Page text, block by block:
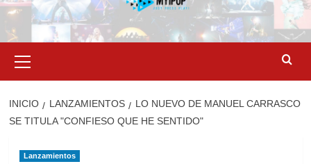
primario
INICIO LANZAMIENTOS
LO NUEVO DE MANUEL CARRASCO
SE TITULA "CONFIESO QUE HE SENTIDO"
Lanzamientos